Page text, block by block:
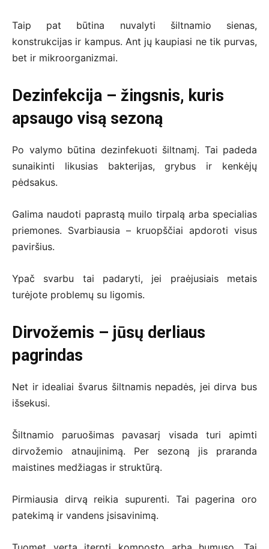
Taip pat būtina nuvalyti šiltnamio sienas,
konstrukcijas ir kampus. Ant jų kaupiasi ne tik purvas,
bet ir mikroorganizmai.
Dezinfekcija – žingsnis, kuris
apsaugo visą sezoną
Po valymo būtina dezinfekuoti šiltnamį. Tai padeda
sunaikinti likusias bakterijas, grybus ir kenkėjų
pėdsakus.
Galima naudoti paprastą muilo tirpalą arba specialias
priemones. Svarbiausia – kruopščiai apdoroti visus
paviršius.
Ypač svarbu tai padaryti, jei praėjusiais metais
turėjote problemų su ligomis.
Dirvožemis – jūsų derliaus
pagrindas
Net ir idealiai švarus šiltnamis nepadės, jei dirva bus
išsekusi.
Šiltnamio paruošimas pavasarį visada turi apimti
dirvožemio atnaujinimą. Per sezoną jis praranda
maistines medžiagas ir struktūrą.
Pirmiausia dirvą reikia supurenti. Tai pagerina oro
patekimą ir vandens įsisavinimą.